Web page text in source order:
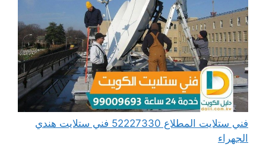
فني ستلايت المطلاع 52227330 فني ستلايت هندي
الجهراء